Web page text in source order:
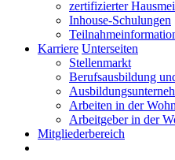
zertifizierter
Inhouse-Schulungen
Karriere Unterseiten
Stellenmarkt
Berufsausbildung
Arbeiten in der
Arbeitgeber in der
Mitgliederbereich